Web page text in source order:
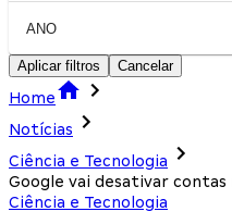
ANO
Aplicar filtros Cancelar
Home
Notícias
Ciência e Tecnologia
Google vai desativar contas
Ciência e Tecnologia